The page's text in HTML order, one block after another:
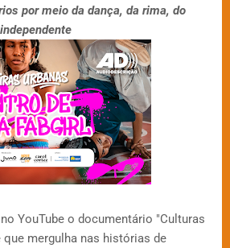
por meio da dança, da rima, do
YouTube o documentário "Culturas
que mergulha nas histórias de